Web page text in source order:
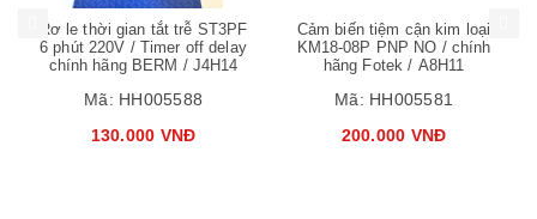
Rơ le thời gian tắt trễ ST3PF
6 phút 220V / Timer off delay
chính hãng BERM / J4H14
Mã: HH005588
130.000 VNĐ
Cảm biến tiệm cận kim loại
KM18-08P PNP NO / chính
hãng Fotek / A8H11
Mã: HH005581
200.000 VNĐ